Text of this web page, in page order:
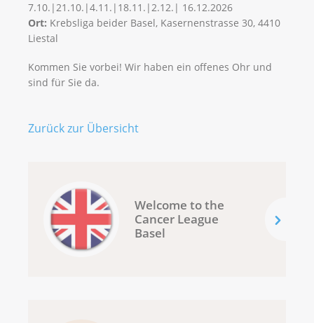
7.10.|21.10.|​​​​​​​4.11.|​​​​​​​18.11.|​​​​​​​2.12.| 16.12.2026​​​​​​​
Ort: Krebsliga beider Basel, Kasernenstrasse 30, 4410
Liestal
Kommen Sie vorbei! Wir haben ein offenes Ohr und
sind für Sie da.
Zurück zur Übersicht
Welcome to the
Cancer League
Basel